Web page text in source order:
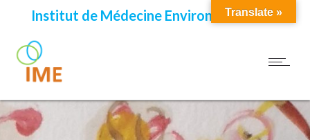
Institut de Médecine Environnementale
Translate »